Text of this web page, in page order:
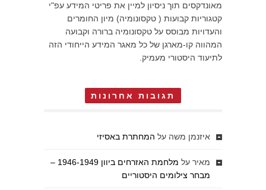
מאונדקסים תוך ניסיון למיין את פריטי המידע עפ"י
קטגוריות קבועות ( טקסונומיה) מיון החומרים
והעדויות מבוסס על טקסונומיה ברורה וקבועה
המהווה קו-מארגן של כל מאגר המידע הייחודי הזה
לתיעוד היסטורי מעמיק.
תגובות אחרונות
איזנמן משה על המחתרת באסיזי
מאיר על
מלחמת האזרחים ביוון 1946-1949 –
מבחר צילומים היסטוריים